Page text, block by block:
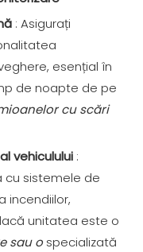
: Asigurați
esențial în
de noapte de pe
cu scări
vehiculului :
sistemele de
incendiilor,
unitatea este o
sau o specializată